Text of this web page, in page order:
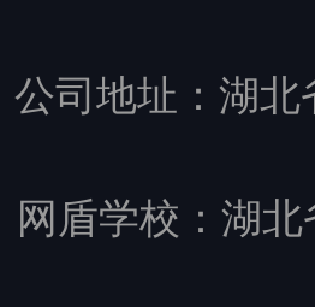
公司地址：湖
网盾学校：湖